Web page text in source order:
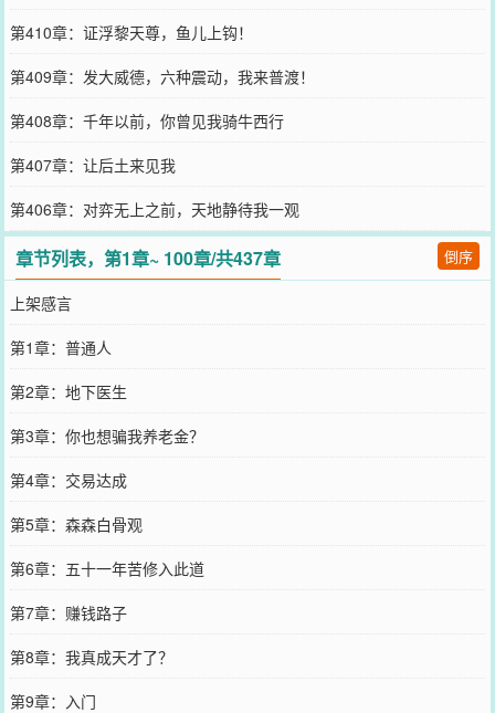
第410章：证浮黎天尊，鱼儿上钩！
第409章：发大威德，六种震动，我来普渡！
第408章：千年以前，你曾见我骑牛西行
第407章：让后土来见我
第406章：对弈无上之前，天地静待我一观
章节列表，第1章~ 100章/共437章 倒序
上架感言
第1章：普通人
第2章：地下医生
第3章：你也想骗我养老金？
第4章：交易达成
第5章：森森白骨观
第6章：五十一年苦修入此道
第7章：赚钱路子
第8章：我真成天才了？
第9章：入门